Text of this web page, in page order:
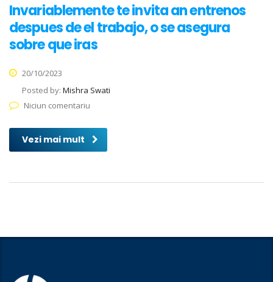
Invariablemente te invita an entrenos
despues de el trabajo, o se asegura
sobre que iras
20/10/2023
Posted by: Mishra Swati
Niciun comentariu
Vezi mai mult